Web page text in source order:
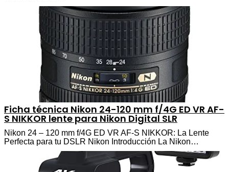
Ficha técnica Nikon 24-120 mm f/4G ED VR AF-
S NIKKOR lente para Nikon Digital SLR
Nikon 24 – 120 mm f/4G ED VR AF-S NIKKOR: La Lente
Perfecta para tu DSLR Nikon Introducción La Nikon…